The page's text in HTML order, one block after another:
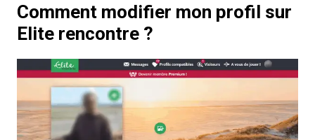
Comment modifier mon profil sur
Elite rencontre ?